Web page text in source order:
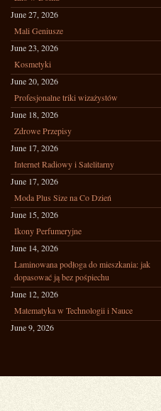
June 27, 2026
Mali Geniusze
June 23, 2026
Kosmetyki
June 20, 2026
Profesjonalne triki wizażystów
June 18, 2026
Zdrowe Przepisy
June 17, 2026
Internet Radiowy i Satelitarny
June 17, 2026
Moda Plus Size na Co Dzień
June 15, 2026
Ikony Perfumeryjne
June 14, 2026
Laminowana podłoga do mieszkania: jak
dopasować ją bez pośpiechu
June 12, 2026
Matematyka w Technologii i Nauce
June 9, 2026